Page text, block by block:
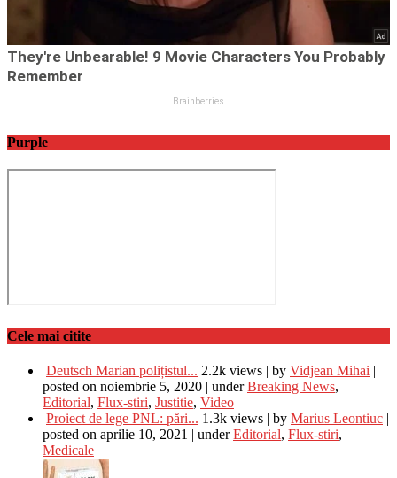
Purple
Cele mai citite
Deutsch Marian polițistul... 2.2k views | by Vidjean Mihai |
posted on noiembrie 5, 2020 | underBreaking News,
Editorial, Flux-stiri, Justitie, Video
Proiect de lege PNL: pări... 1.3k views | by Marius Leontiuc |
posted on aprilie 10, 2021 | underEditorial, Flux-stiri,
Medicale